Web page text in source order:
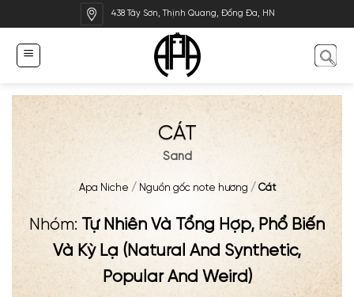
qua
dung
438 Tây Sơn, Thịnh Quang, Đống Đa, HN
CÁT
Sand
Apa Niche / Nguồn gốc note hương / Cát
Nhóm: Tự Nhiên Và Tổng Hợp, Phổ Biến
Và Kỳ Lạ (Natural And Synthetic,
Popular And Weird)